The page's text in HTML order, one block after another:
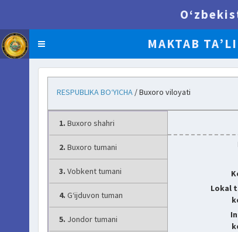
BI.UZEDU.UZ
MAKTAB
RESPUBLIKA BO‘YICHA / Buxoro viloyati
1. Buxoro shahri
2. Buxoro tumani
3. Vobkent tumani
4. G‘ijduvon tuman
5. Jondor tumani
Lokal